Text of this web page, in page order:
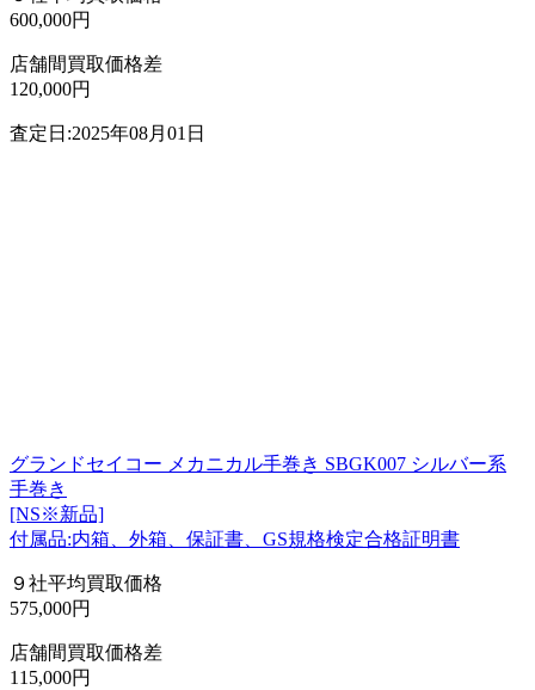
600,000円
店舗間買取価格差
120,000円
査定日:2025年08月01日
グランドセイコー メカニカル手巻き SBGK007 シルバー系
手巻き
[NS※新品]
付属品:内箱、外箱、保証書、GS規格検定合格証明書
９社平均買取価格
575,000円
店舗間買取価格差
115,000円